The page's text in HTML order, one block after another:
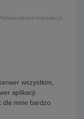
Potwierdzona transakcja
wszystkim,
aplikacji
dla mnie bardzo